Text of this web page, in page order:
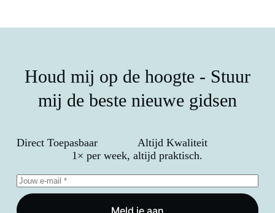
Houd mij op de hoogte - Stuur
mij de beste nieuwe gidsen
Direct Toepasbaar
Altijd Kwaliteit
1× per week, altijd praktisch.
Meld je aan